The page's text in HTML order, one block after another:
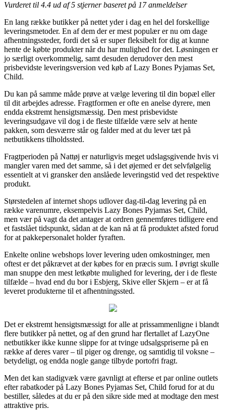
Vurderet til 4.4 ud af 5 stjerner baseret på 17anmeldelser
En lang række butikker på nettet yder i dag en hel del forskellige
leveringsmetoder. En af dem der er mest populær er nu om dage
afhentningssteder, fordi det så er super fleksibelt for dig at kunne
hente de købte produkter når du har mulighed for det. Løsningen er
jo særligt overkommelig, samt desuden derudover den mest
prisbevidste leveringsversion ved køb af Lazy Bones Pyjamas Set,
Child.
Du kan på samme måde prøve at vælge levering til din bopæl eller
til dit arbejdes adresse. Fragtformen er ofte en anelse dyrere, men
endda ekstremt hensigtsmæssig. Den mest prisbevidste
leveringsudgave vil dog i de fleste tilfælde være selv at hente
pakken, som desværre står og falder med at du lever tæt på
netbutikkens tilholdssted.
Fragtperioden på Nattøj er naturligvis meget udslagsgivende hvis vi
mangler varen med det samme, så i det øjemed er det selvfølgelig
essentielt at vi gransker den anslåede leveringstid ved det respektive
produkt.
Størstedelen af internet shops udlover dag-til-dag levering på en
række varenumre, eksempelvis Lazy Bones Pyjamas Set, Child,
men vær på vagt da det antager at ordren gennemføres tidligere end
et fastslået tidspunkt, sådan at de kan nå at få produktet afsted forud
for at pakkepersonalet holder fyraften.
Enkelte online webshops lover levering uden omkostninger, men
oftest er det påkrævet at der købes for en præcis sum. I øvrigt skulle
man snuppe den mest letkøbte mulighed for levering, der i de fleste
tilfælde – hvad end du bor i Esbjerg, Skive eller Skjern – er at få
leveret produkterne til et afhentningssted.
Det er ekstremt hensigtsmæssigt for alle at prissammenligne i blandt
flere butikker på nettet, og af den grund har flertallet af LazyOne
netbutikker ikke kunne slippe for at tvinge udsalgspriserne på en
række af deres varer – til piger og drenge, og samtidig til voksne –
betydeligt, og endda nogle gange tilbyde portofri fragt.
Men det kan stadigvæk være gavnligt at efterse et par online outlets
efter rabatkoder på Lazy Bones Pyjamas Set, Child forud for at du
bestiller, således at du er på den sikre side med at modtage den mest
attraktive pris.